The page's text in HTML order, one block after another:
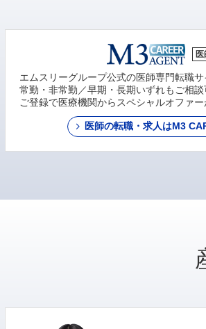
エムスリーグループ公式の医師専門転職サ
常勤・非常勤／早期・長期いずれもご相談
ご登録で医療機関からスペシャルオファー
医師の転職・求人はM3